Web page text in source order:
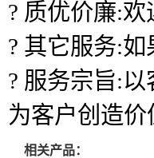
? 质优价廉:
? 其它服务:
? 服务宗旨:
为客户创造
相关产品：